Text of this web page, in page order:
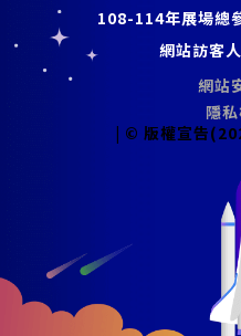
108-114年展場總
網站訪客
網站
隱
| © 版權宣告